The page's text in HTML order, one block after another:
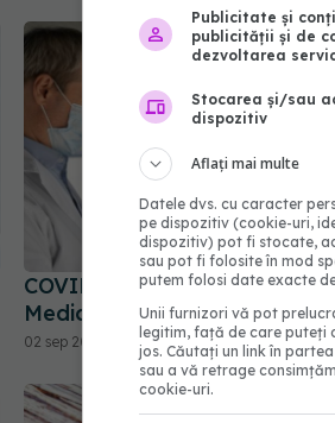
COVID-19 revine în România.
Medicii, semnal de alarmă
02 sep 2025, 15:51
Publicitate și
publicității și de
dezvoltarea
Stocarea și/sau
dispozitiv
Aflați mai multe
Datele dvs. cu caracter
pe dispozitiv (cookie-uri,
dispozitiv) pot fi stocate,
sau pot fi folosite în mod
putem folosi date exacte
Unii furnizori vă pot
legitim, față de care puteți
jos. Căutați un link în
sau a vă retrage
cookie-uri.